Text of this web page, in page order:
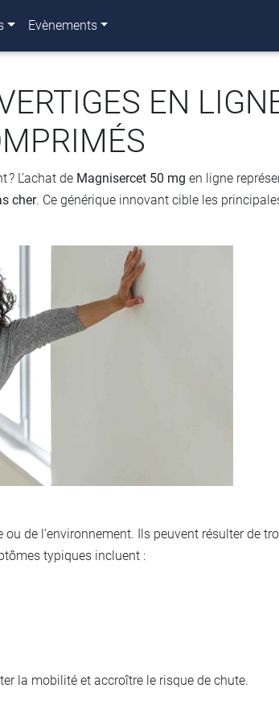
Evènements
EN
L’achat de Magnisercet 50 mg en ligne
cher. Ce générique innovant cible les
de l’environnement. Ils peuvent résulter de
typiques incluent :
la mobilité et accroître le risque de chute.